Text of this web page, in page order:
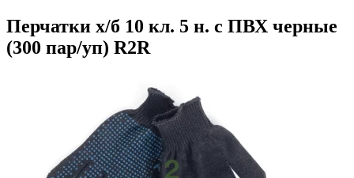
Перчатки х/б 10 кл. 5 н. с ПВХ черные
(300 пар/уп) R2R